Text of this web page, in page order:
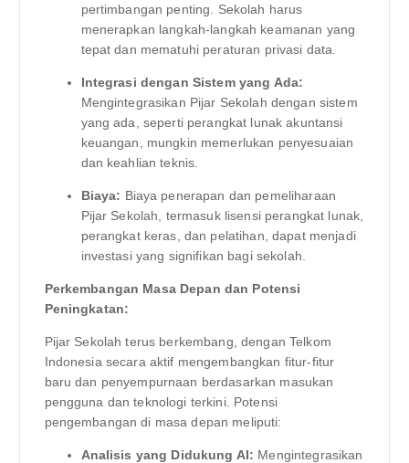
pertimbangan penting. Sekolah harus
menerapkan langkah-langkah keamanan yang
tepat dan mematuhi peraturan privasi data.
Integrasi dengan Sistem yang Ada:
Mengintegrasikan Pijar Sekolah dengan sistem
yang ada, seperti perangkat lunak akuntansi
keuangan, mungkin memerlukan penyesuaian
dan keahlian teknis.
Biaya: Biaya penerapan dan pemeliharaan
Pijar Sekolah, termasuk lisensi perangkat lunak,
perangkat keras, dan pelatihan, dapat menjadi
investasi yang signifikan bagi sekolah.
Perkembangan Masa Depan dan Potensi
Peningkatan:
Pijar Sekolah terus berkembang, dengan Telkom
Indonesia secara aktif mengembangkan fitur-fitur
baru dan penyempurnaan berdasarkan masukan
pengguna dan teknologi terkini. Potensi
pengembangan di masa depan meliputi:
Analisis yang Didukung AI: Mengintegrasikan